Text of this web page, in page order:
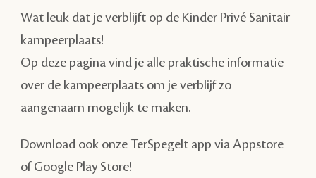
Wat leuk dat je verblijft op de Kinder Privé Sanitair
kampeerplaats!
Op deze pagina vind je alle praktische informatie
over de kampeerplaats om je verblijf zo
aangenaam mogelijk te maken.
Download ook onze TerSpegelt app via Appstore
of Google Play Store!